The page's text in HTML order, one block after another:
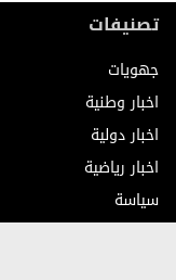
تصنيفات
جهويات
اخبار وطنية
اخبار دولية
اخبار رياضية
سياسة
اقتصاد